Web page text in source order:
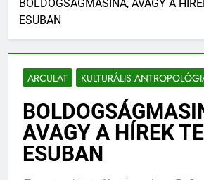
BOLDOGSÁGMASINA, AVAGY A
ARCULAT KULTURÁLIS
AVAGY A HÍREK
ESUBAN